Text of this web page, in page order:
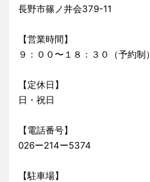
長野市篠ノ井会379-11
【営業時間】
９：００〜１８：３０（予約制）
【定休日】
日・祝日
【電話番号】
026ー214ー5374
【駐車場】